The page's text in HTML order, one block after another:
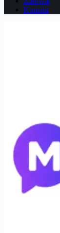
Kontakt